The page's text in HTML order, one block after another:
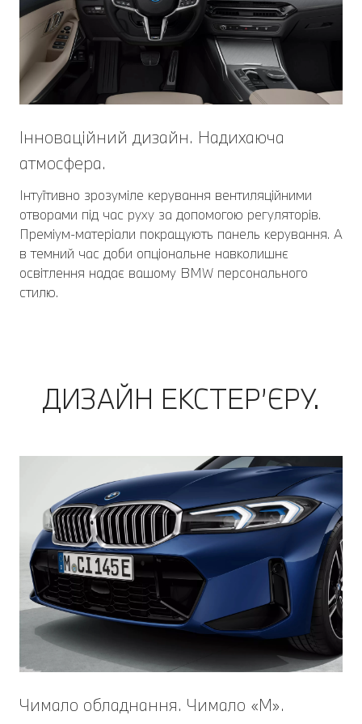
Інноваційний дизайн. Надихаюча
атмосфера.
Інтуїтивно зрозуміле керування вентиляційними
отворами під час руху за допомогою регуляторів.
Преміум-матеріали покращують панель керування. А
в темний час доби опціональне навколишнє
освітлення надає вашому BMW персонального
стилю.
ДИЗАЙН ЕКСТЕР’ЄРУ.
Чимало обладнання. Чимало «M».